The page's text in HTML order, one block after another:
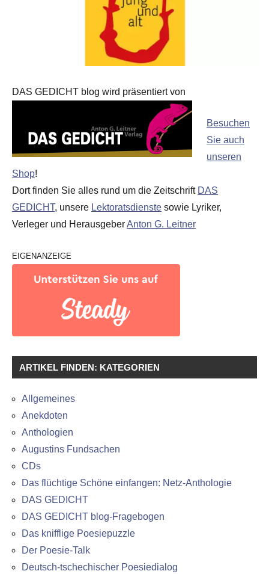
DAS GEDICHT blog wird präsentiert von
Besuchen
Sie auch
unseren
Shop!
Dort finden Sie alles rund um die Zeitschrift DAS
GEDICHT, unsere Lektoratsdienste sowie Lyriker,
Verleger und HerausgeberAnton G. Leitner
EIGENANZEIGE
ARTIKEL FINDEN: KATEGORIEN
Allgemeines
Anekdoten
Anthologien
Augustins Fundsachen
CDs
Das flüchtige Schöne einfangen: Netz-Anthologie
DAS GEDICHT
DAS GEDICHT blog-Fragebogen
Das knifflige Poesiepuzzle
Der Poesie-Talk
Deutsch-tschechischer Poesiedialog